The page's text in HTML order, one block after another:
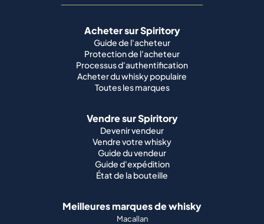
Acheter sur Spiritory
Guide de l'acheteur
Protection de l'acheteur
Processus d'authentification
Acheter du whisky populaire
Toutes les marques
Vendre sur Spiritory
Devenir vendeur
Vendre votre whisky
Guide du vendeur
Guide d'expédition
État de la bouteille
Meilleures marques de whisky
Macallan